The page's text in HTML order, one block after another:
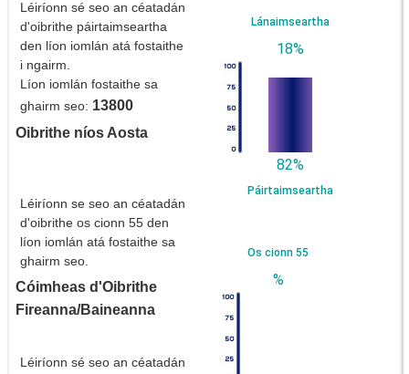
Léiríonn sé seo an céatadán
d'oibrithe páirtaimseartha
den líon iomlán atá fostaithe
i ngairm.
Líon iomlán fostaithe sa
ghairm seo: 13800
Lánaimseartha
18%
82%
Páirtaimseartha
Oibrithe níos Aosta
Léiríonn se seo an céatadán
d'oibrithe os cionn 55 den
líon iomlán atá fostaithe sa
ghairm seo.
Os cionn 55
%
Cóimheas d'Oibrithe
Fireanna/Baineanna
Léiríonn sé seo an céatadán